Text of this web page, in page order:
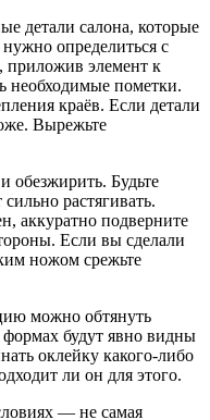
детали салона, которые
нужно определиться с
приложив элемент к
необходимые пометки.
краёв. Если детали
Вырежьте
обезжирить. Будьте
растягивать.
аккуратно подверните
Если вы сделали
ножом срежьте
можно обтянуть
будут явно видны
оклейку какого-либо
ли он для этого.
— не самая